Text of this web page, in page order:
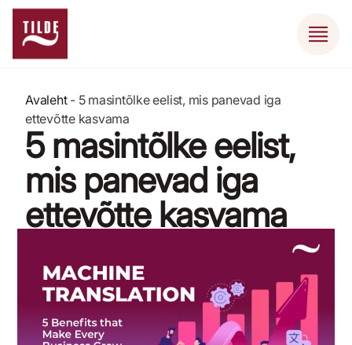
Avaleht- 5 masintõlke eelist, mis panevad iga
ettevõtte kasvama
5 masintõlke eelist,
mis panevad iga
ettevõtte kasvama